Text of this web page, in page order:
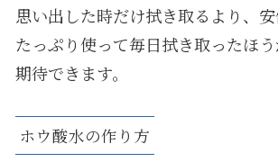
思い出した時だけ拭き取るより、
たっぷり使って毎日拭き取ったほ
期待できます。
ホウ酸水の作り方